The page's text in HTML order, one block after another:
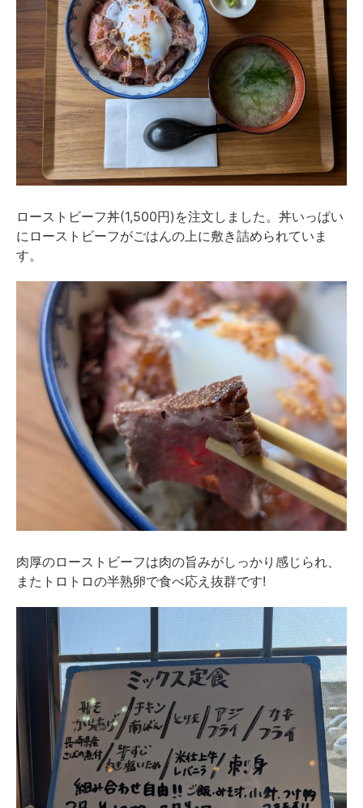
ローストビーフ丼(1,500円)を注文しました。丼いっぱい
にローストビーフがごはんの上に敷き詰められていま
す。
肉厚のローストビーフは肉の旨みがしっかり感じられ、
またトロトロの半熟卵で食べ応え抜群です!